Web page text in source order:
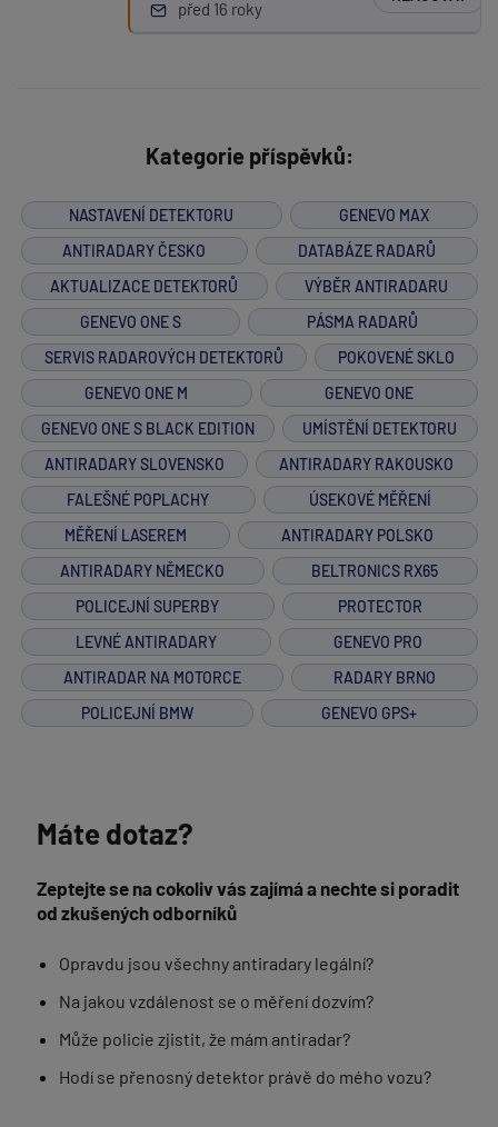
před 16 roky
Kategorie příspěvků:
NASTAVENÍ DETEKTORU
GENEVO MAX
ANTIRADARY ČESKO
DATABÁZE RADARŮ
AKTUALIZACE DETEKTORŮ
VÝBĚR ANTIRADARU
GENEVO ONE S
PÁSMA RADARŮ
SERVIS RADAROVÝCH DETEKTORŮ
POKOVENÉ SKLO
GENEVO ONE M
GENEVO ONE
GENEVO ONE S BLACK EDITION
UMÍSTĚNÍ DETEKTORU
ANTIRADARY SLOVENSKO
ANTIRADARY RAKOUSKO
FALEŠNÉ POPLACHY
ÚSEKOVÉ MĚŘENÍ
MĚŘENÍ LASEREM
ANTIRADARY POLSKO
ANTIRADARY NĚMECKO
BELTRONICS RX65
POLICEJNÍ SUPERBY
PROTECTOR
LEVNÉ ANTIRADARY
GENEVO PRO
ANTIRADAR NA MOTORCE
RADARY BRNO
POLICEJNÍ BMW
GENEVO GPS+
Máte dotaz?
Zeptejte se na cokoliv vás zajímá a nechte si poradit
od zkušených odborníků
Opravdu jsou všechny antiradary legální?
Na jakou vzdálenost se o měření dozvím?
Může policie zjistit, že mám antiradar?
Hodí se přenosný detektor právě do mého vozu?